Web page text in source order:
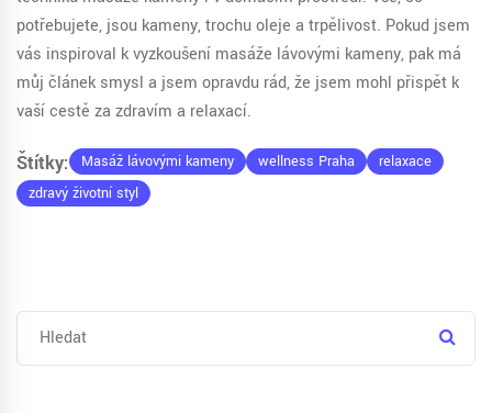
potřebujete, jsou kameny, trochu oleje a trpělivost. Pokud jsem
vás inspiroval k vyzkoušení masáže lávovými kameny, pak má
můj článek smysl a jsem opravdu rád, že jsem mohl přispět k
vaší cestě za zdravím a relaxací.
Štítky: Masáž lávovými kameny wellness Praha
relaxace
zdravý životní styl